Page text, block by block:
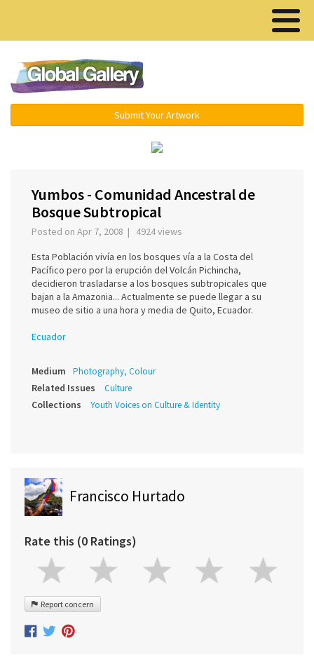
Submit Your Artwork
Yumbos - Comunidad Ancestral de
Bosque Subtropical
Posted on Apr 7, 2008 | 4924 views
Esta Población vivía en los bosques vía a la Costa del
Pacífico pero por la erupción del Volcán Pichincha,
decidieron trasladarse a los bosques subtropicales que
bajan a la Amazonia... Actualmente se puede llegar a su
museo de sitio a una hora y media de Quito, Ecuador.
Ecuador
Medium Photography, Colour
Related Issues Culture
Collections Youth Voices on Culture & Identity
Francisco Hurtado
Rate this (0 Ratings)
Report concern